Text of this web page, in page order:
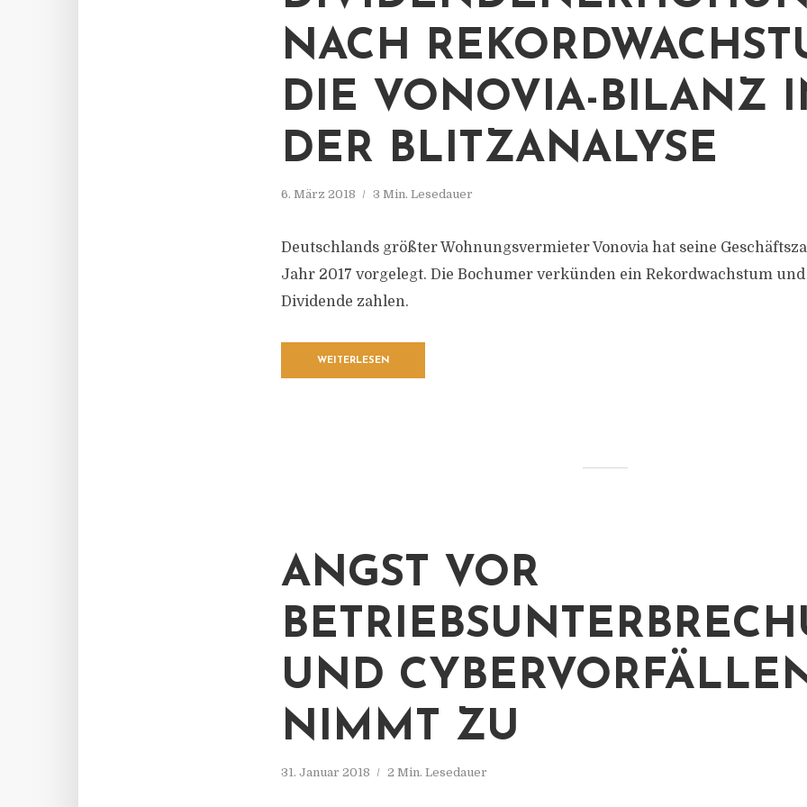
NACH
DIE VONOVIA-BILANZ
DER BLITZANALYSE
6. März 2018 3 Min. Lesedauer
Deutschlands größter Wohnungsvermieter Vonovia hat seine
Jahr 2017 vorgelegt. Die Bochumer verkünden ein Rekordwachstum
Dividende zahlen.
WEITERLESEN
ANGST VOR
UND
NIMMT ZU
31. Januar 2018 2 Min. Lesedauer